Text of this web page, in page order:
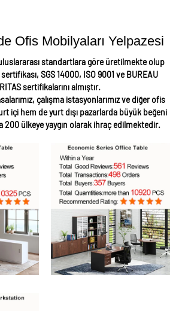
Ofis Mobilyaları Yelpazesi
standartlara göre üretilmekte olup
SGS 14000, ISO 9001 ve BUREAU
sertifikalarını almıştır.
çalışma istasyonlarımız ve diğer ofis
içi hem de yurt dışı pazarlarda büyük beğeni
200 ülkeye yaygın olarak ihraç edilmektedir.